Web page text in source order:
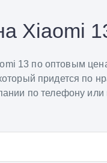
Xiaomi
13 по оптовым
придется по
по телефону или